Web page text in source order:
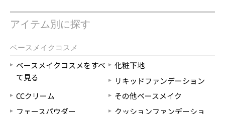
アイテム別に探す
ベースメイクコスメ
ベースメイクコスメをすべ
て見る
化粧下地
リキッドファンデーション
CCクリーム
その他ベースメイク
フェースパウダー
クッションファンデーショ